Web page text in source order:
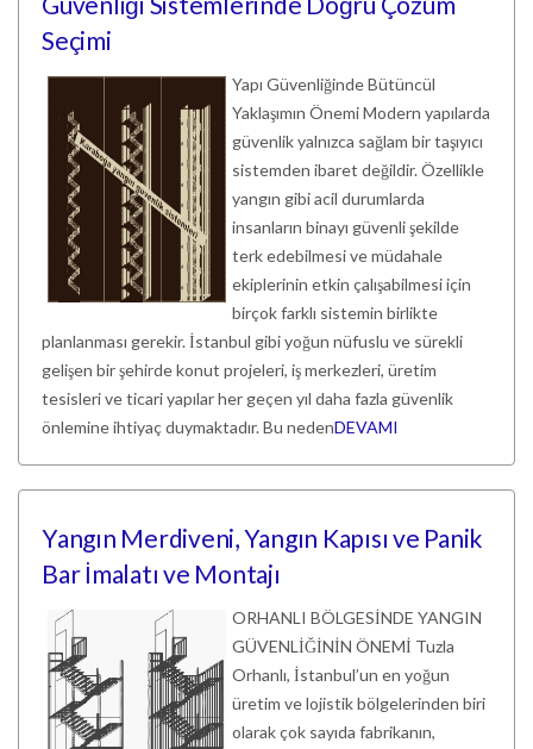
Seçimi
Yapı Güvenliğinde Bütüncül
Yaklaşımın Önemi Modern yapılarda
güvenlik yalnızca sağlam bir taşıyıcı
sistemden ibaret değildir. Özellikle
yangın gibi acil durumlarda
insanların binayı güvenli şekilde
terk edebilmesi ve müdahale
ekiplerinin etkin çalışabilmesi için
birçok farklı sistemin birlikte
planlanması gerekir. İstanbul gibi yoğun nüfuslu ve sürekli
gelişen bir şehirde konut projeleri, iş merkezleri, üretim
tesisleri ve ticari yapılar her geçen yıl daha fazla güvenlik
önlemine ihtiyaç duymaktadır. Bu nedenDEVAMI
Yangın Merdiveni, Yangın Kapısı ve Panik
Bar İmalatı ve Montajı
ORHANLI BÖLGESİNDE YANGIN
GÜVENLİĞİNİN ÖNEMİ Tuzla
Orhanlı, İstanbul’un en yoğun
üretim ve lojistik bölgelerinden biri
olarak çok sayıda fabrikanın,